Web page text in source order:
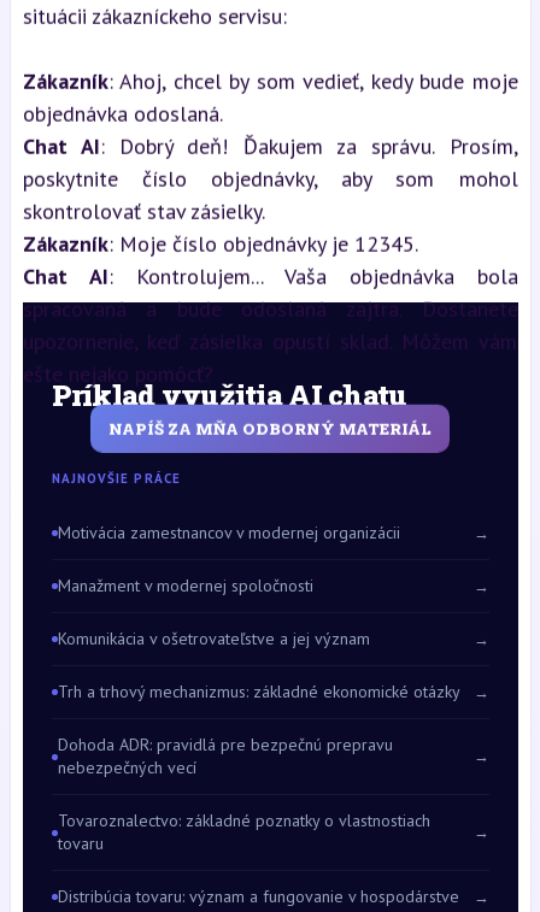
situácii zákazníckeho servisu:
Zákazník: Ahoj, chcel by som vedieť, kedy bude moje
objednávka odoslaná.
Chat AI: Dobrý deň! Ďakujem za správu. Prosím,
poskytnite číslo objednávky, aby som mohol
skontrolovať stav zásielky.
Zákazník: Moje číslo objednávky je 12345.
Chat AI: Kontrolujem... Vaša objednávka bola
spracovaná a bude odoslaná zajtra. Dostanete
upozornenie, keď zásielka opustí sklad. Môžem vám
ešte nejako pomôcť?
NAPÍŠ ZA MŇA ODBORNÝ MATERIÁL
Príklad využitia AI chatu
NAJNOVŠIE PRÁCE
Motivácia zamestnancov v modernej organizácii →
Manažment v modernej spoločnosti →
Komunikácia v ošetrovateľstve a jej význam →
Trh a trhový mechanizmus: základné ekonomické otázky →
Dohoda ADR: pravidlá pre bezpečnú prepravu
nebezpečných vecí
→
Tovaroznalectvo: základné poznatky o vlastnostiach
tovaru
→
Distribúcia tovaru: význam a fungovanie v hospodárstve →